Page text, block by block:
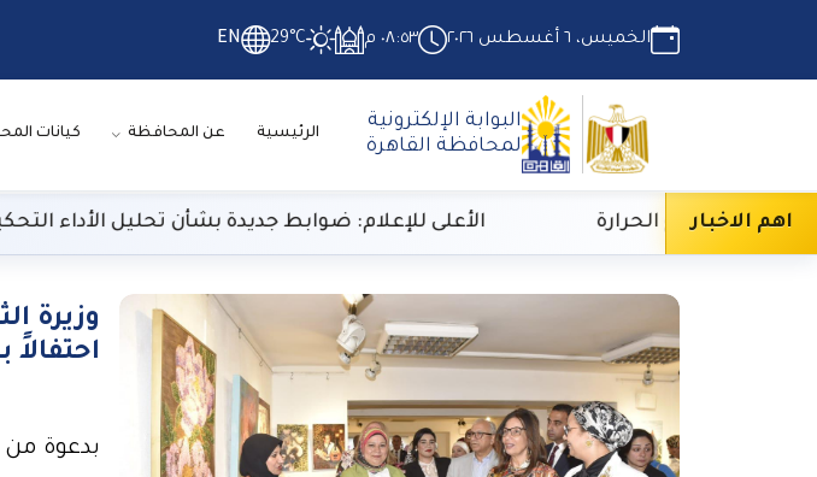
الخميس، ٦ أغسطس ٢٠٢٦ ٠٨:٥٣ م 29°C
EN
البوابة الإلكترونية
لمحافظة القاهرة
الرئيسية عن المحافظة كيانات
اهم الاخبار
لارتفاع الحرارة الأعلى للإعلام: ضوابط جديدة بشأن تحليل الأداء التحكيمي
وزيرة
احتفالاً
بدعوة من